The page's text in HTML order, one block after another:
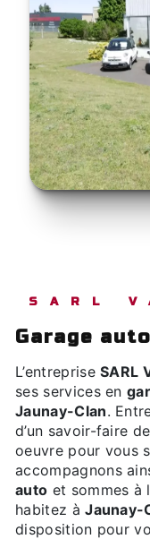
SARL
garage
L’entrepriseSARL
ses services en
Jaunay-Clan.
d’un savoir-faire
oeuvre pour vous
accompagnons
auto et sommes à
habitez àJaunay-
disposition pour